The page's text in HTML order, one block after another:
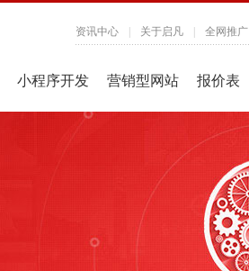
资讯中心 关于启凡 全网推广
小程序开发 营销型网站 报价表